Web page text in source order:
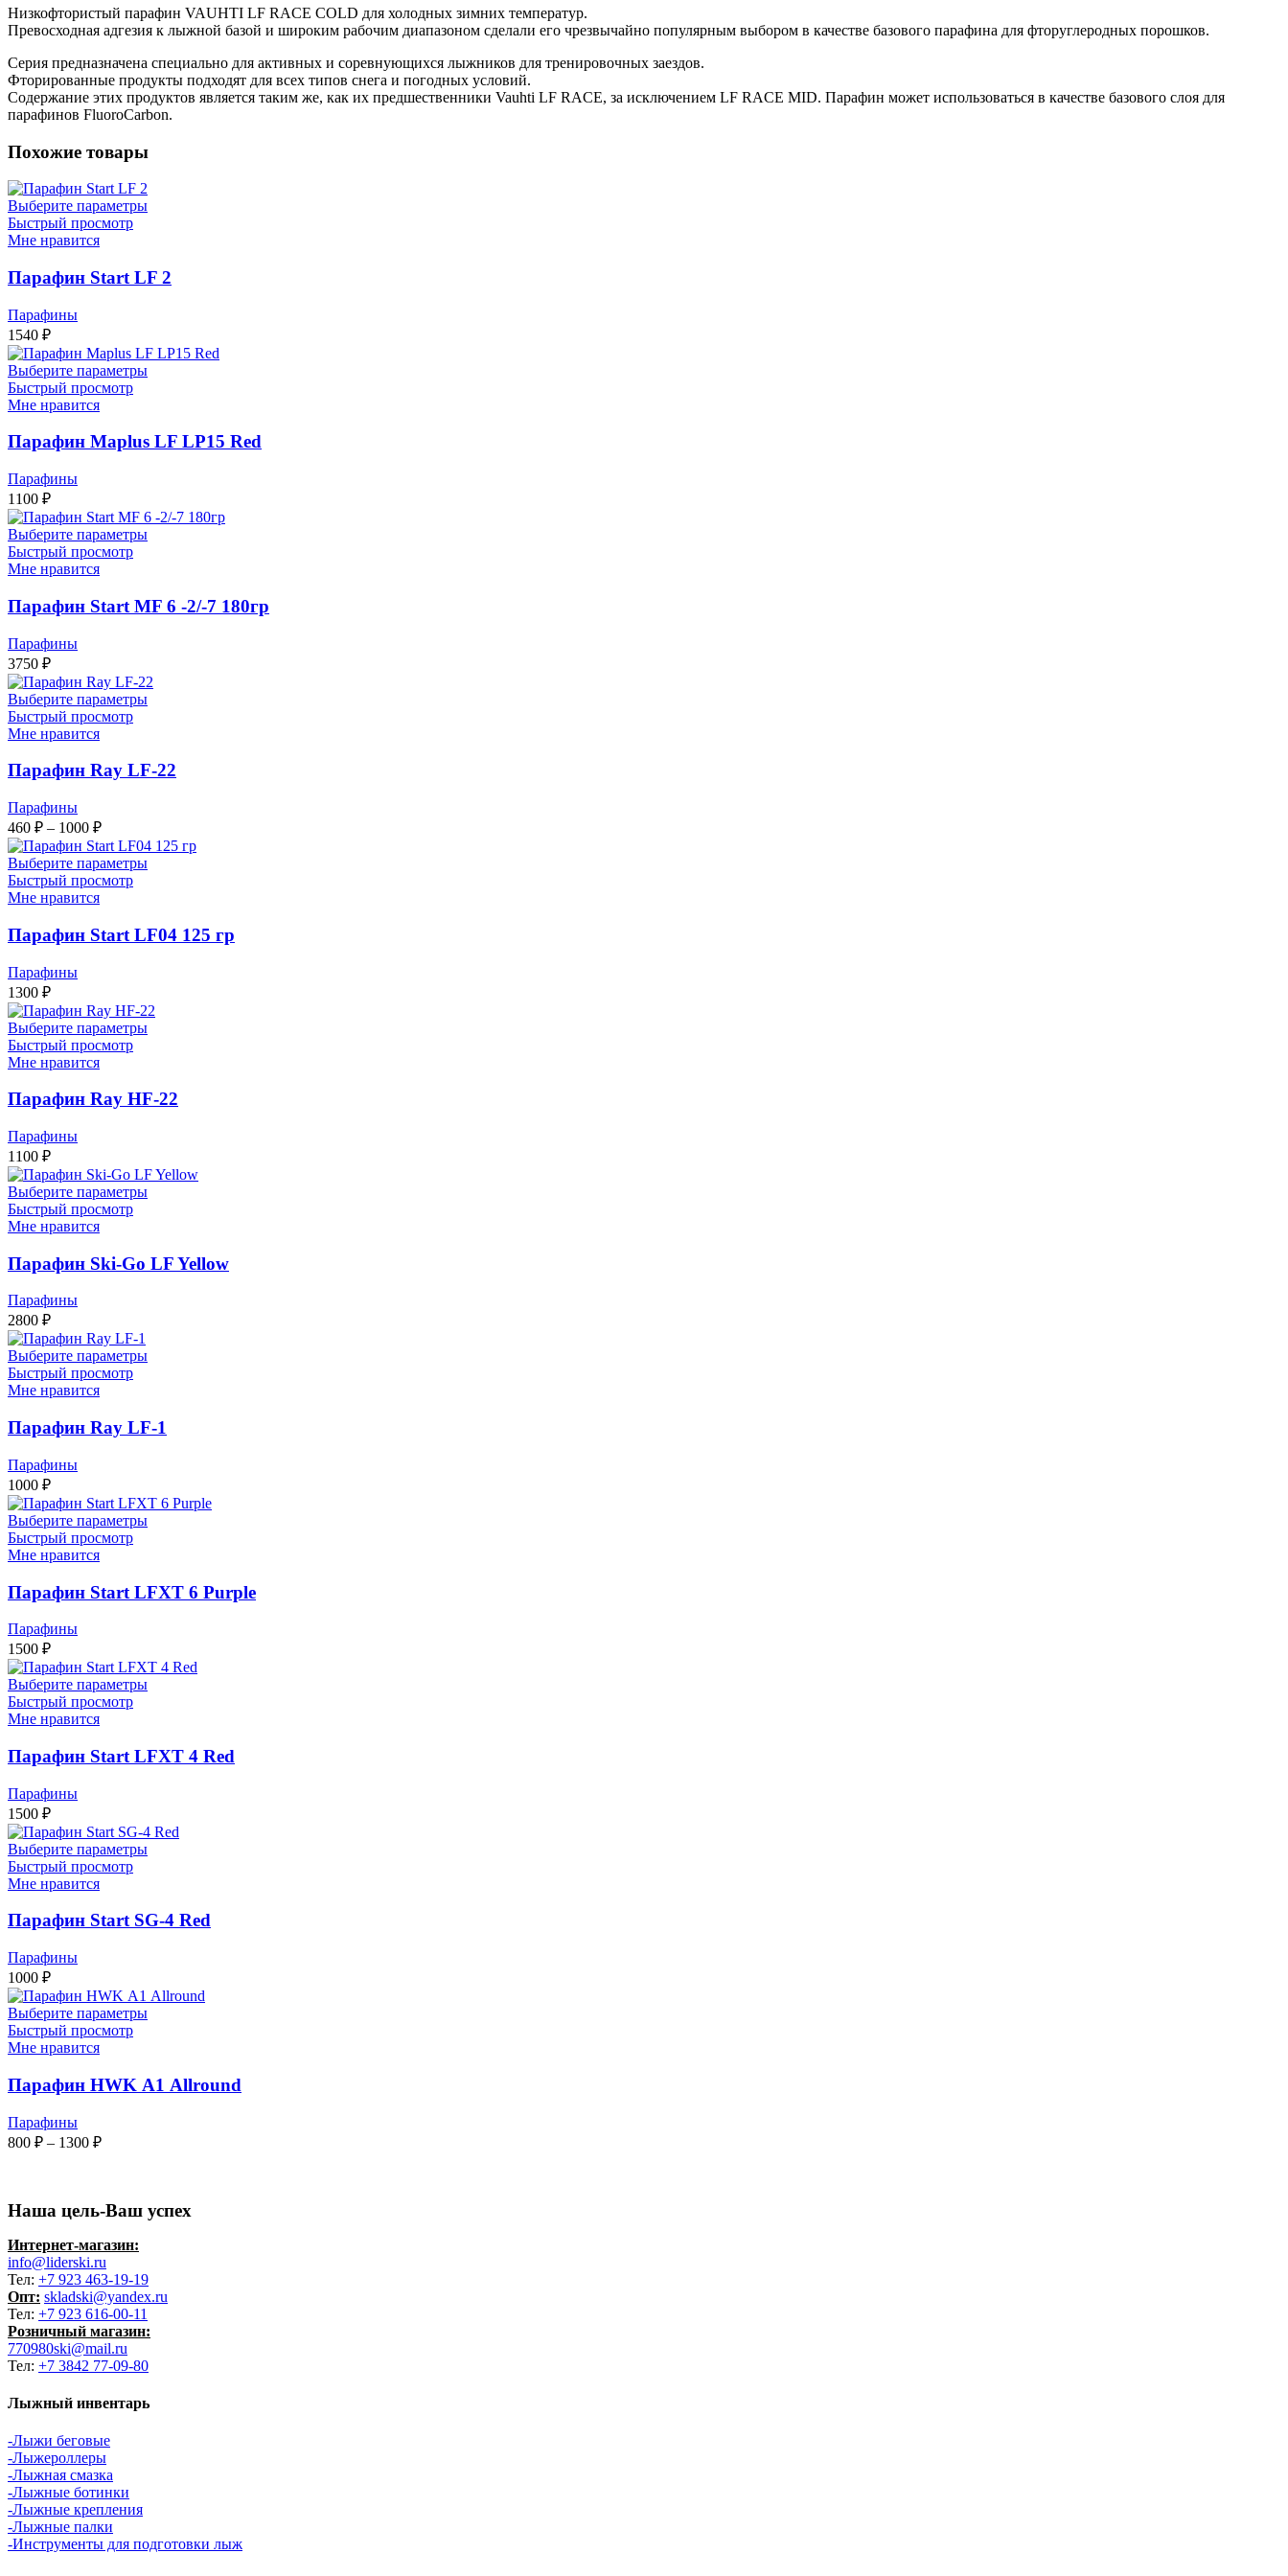
Низкофтористый парафин VAUHTI LF RACE COLD для холодных зимних температур.
Превосходная адгезия к лыжной базой и широким рабочим диапазоном сделали его чрезвычайно популярным выбором в качестве базового парафина для фторуглеродных порошков.
Серия предназначена специально для активных и соревнующихся лыжников для тренировочных заездов.
Фторированные продукты подходят для всех типов снега и погодных условий.
Содержание этих продуктов является таким же, как их предшественники Vauhti LF RACE, за исключением LF RACE MID. Парафин может использоваться в качестве базового слоя для
парафинов FluoroCarbon.
Похожие товары
Выберите параметры
Быстрый просмотр
Мне нравится
Парафин Start LF 2
Парафины
1540 ₽
Выберите параметры
Быстрый просмотр
Мне нравится
Парафин Maplus LF LP15 Red
Парафины
1100 ₽
Выберите параметры
Быстрый просмотр
Мне нравится
Парафин Start MF 6 -2/-7 180гр
Парафины
3750 ₽
Выберите параметры
Быстрый просмотр
Мне нравится
Парафин Ray LF-22
Парафины
460 ₽ – 1000 ₽Диапазон
цен:
460 ₽
–
Выберите параметры
Быстрый просмотр
Мне нравится
Парафин Start LF04 125 гр
Парафины
1300 ₽
Выберите параметры
Быстрый просмотр
Мне нравится
Парафин Ray HF-22
Парафины
1100 ₽
Выберите параметры
Быстрый просмотр
Мне нравится
Парафин Ski-Go LF Yellow
Парафины
2800 ₽
Выберите параметры
Быстрый просмотр
Мне нравится
Парафин Ray LF-1
Парафины
1000 ₽
Выберите параметры
Быстрый просмотр
Мне нравится
Парафин Start LFXT 6 Purple
Парафины
1500 ₽
Выберите параметры
Быстрый просмотр
Мне нравится
Парафин Start LFXT 4 Red
Парафины
1500 ₽
Выберите параметры
Быстрый просмотр
Мне нравится
Парафин Start SG-4 Red
Парафины
1000 ₽
Выберите параметры
Быстрый просмотр
Мне нравится
Парафин HWK А1 Allround
Парафины
800 ₽ – 1300 ₽Диапазон
1300 ₽
Наша цель-Ваш успех
Интернет-магазин:
info@liderski.ru
Тел: +7 923 463-19-19
Опт: skladski@yandex.ru
Тел: +7 923 616-00-11
Розничный магазин:
770980ski@mail.ru
Тел: +7 3842 77-09-80
Лыжный инвентарь
-Лыжи беговые
-Лыжероллеры
-Лыжная смазка
-Лыжные ботинки
-Лыжные крепления
-Лыжные палки
-Инструменты для подготовки лыж